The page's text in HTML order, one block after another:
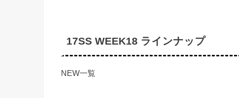
17SS WEEK18 ラインナップ
NEW一覧